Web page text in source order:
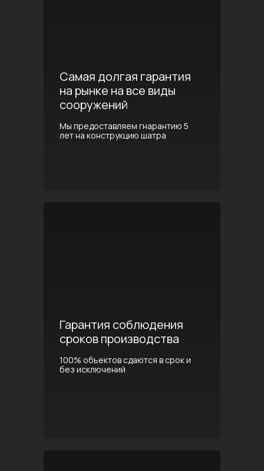
Самая долгая гарантия
на рынке на все виды
сооружений
Мы предоставляем гнарантию 5
лет на конструкцию шатра
Гарантия соблюдения
сроков производства
100% объектов сдаются в срок и
без исключений